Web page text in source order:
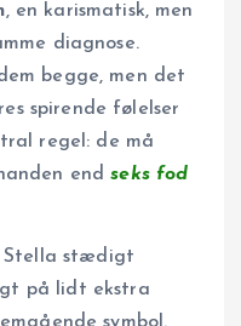
, en karismatisk, men
diagnose.
begge, men det
spirende følelser
regel: de må
endseks fod
Stella stædigt
på lidt ekstra